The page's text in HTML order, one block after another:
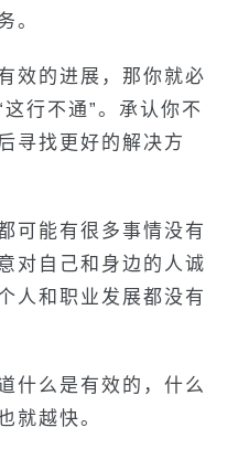
。
效的进展，那你就必
行不通”。承认你不
寻找更好的解决方
可能有很多事情没有
对自己和身边的人诚
人和职业发展都没有
什么是有效的，什么
就越快。